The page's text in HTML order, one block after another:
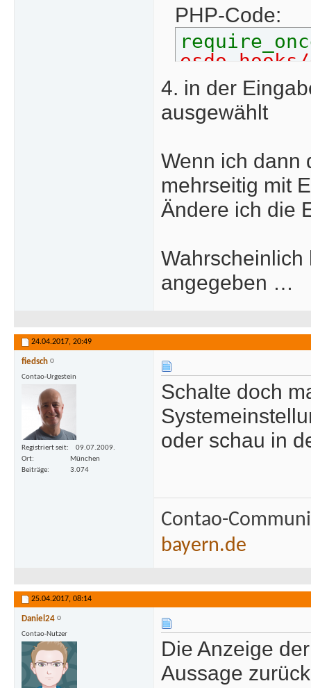
PHP-Code:
esdo-
iban.php'
4. in der
ausgewählt
Wenn ich dann
mehrseitig mit
Ändere ich die
Wahrscheinlich
angegeben …
24.04.2017, 20:49
fiedsch
Contao-Urgestein
Registriert seit
09.07.2009.
Ort
München
Beiträge
3.074
Schalte doch
oder schau in
Contao-
bayern.de
25.04.2017, 08:14
Daniel24
Contao-Nutzer
Die Anzeige
Aussage